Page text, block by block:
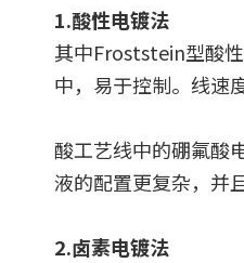
1.酸性电镀法
其中Froststein型酸
中，易于控制。线速
酸工艺线中的硼氟酸
液的配置更复杂，并
2.卤素电镀法